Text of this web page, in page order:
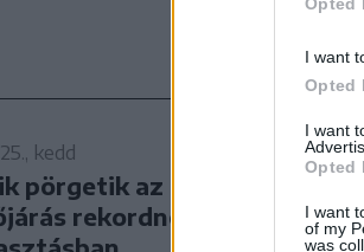
I want
Opted
I want
Opted
I want
of my
was
kedd
pörgetik az
rekordnövekedést